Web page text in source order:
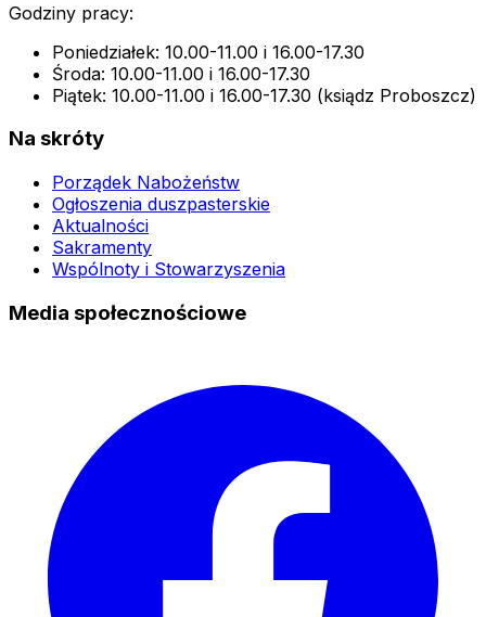
Godziny pracy:
Poniedziałek: 10.00-11.00 i 16.00-17.30
Środa: 10.00-11.00 i 16.00-17.30
Piątek: 10.00-11.00 i 16.00-17.30 (ksiądz Proboszcz)
Na skróty
Porządek Nabożeństw
Ogłoszenia duszpasterskie
Aktualności
Sakramenty
Wspólnoty i Stowarzyszenia
Media społecznościowe